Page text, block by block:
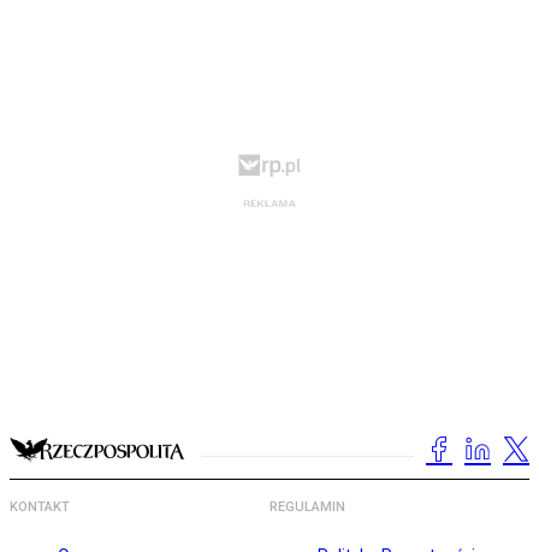
KONTAKT REGULAMIN